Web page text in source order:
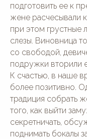
подготовить ее к
жене расчесывали
при этом грустные
слезы. Виновница
со свободой,
подружки вторили
К счастью, в наше
более позитивно.
традиция собрать
того, как выйти
секретничать,
поднимать бокалы